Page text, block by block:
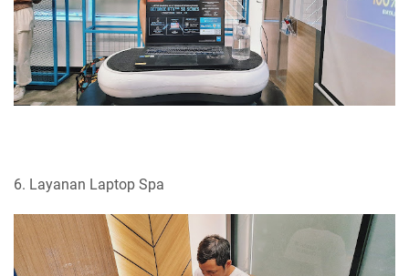
6. Layanan Laptop Spa